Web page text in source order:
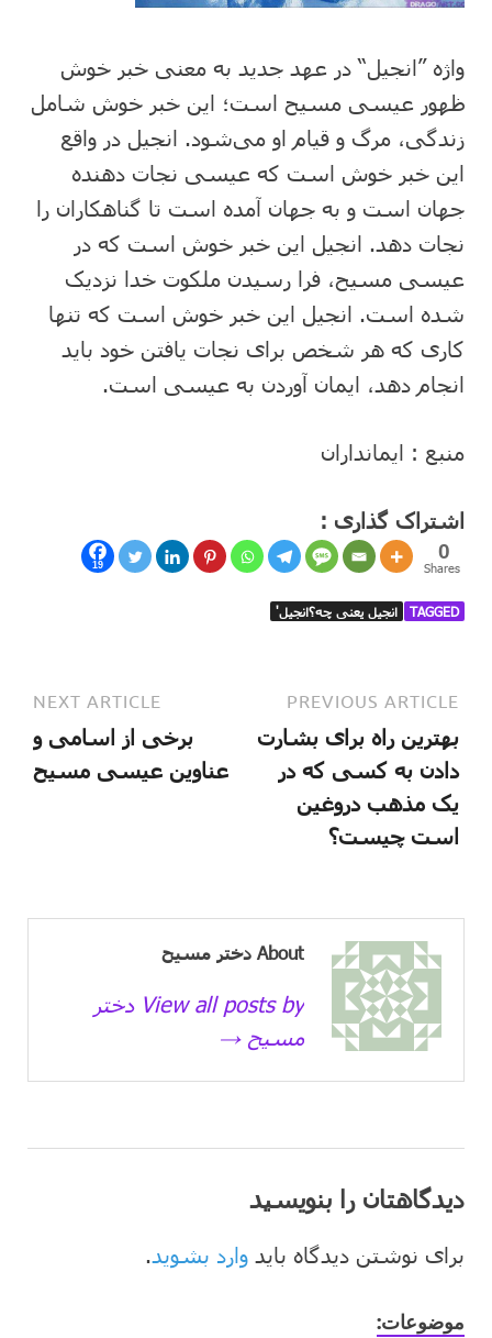
واژه ”انجیل“ در عهد جدید به معنی خبر خوش
ظهور عیسی مسیح است؛ این خبر خوش شامل
زندگی، مرگ و قیام او می‌شود. انجیل در واقع
این خبر خوش است که عیسی نجات دهنده
جهان است و به جهان آمده است تا گناهکاران را
نجات دهد. انجیل این خبر خوش است که در
عیسی مسیح، فرا رسیدن ملکوت خدا نزدیک
شده است. انجیل این خبر خوش است که تنها
کاری که هر شخص برای نجات یافتن خود باید
انجام دهد، ایمان آوردن به عیسی است.
منبع : ایمانداران
اشتراک گذاری :
19
0
Shares
TAGGED انجیل یعنی چه؟انجیل'
PREVIOUS ARTICLE
بهترین راه برای بشارت
دادن به کسی که در
یک مذهب دروغین
است چیست؟
NEXT ARTICLE
برخی از اسامی و
عناوین عیسی مسیح
About دختر مسیح
View all posts by دختر
مسیح →
دیدگاهتان را بنویسید
برای نوشتن دیدگاه باید وارد بشوید.
موضوعات: